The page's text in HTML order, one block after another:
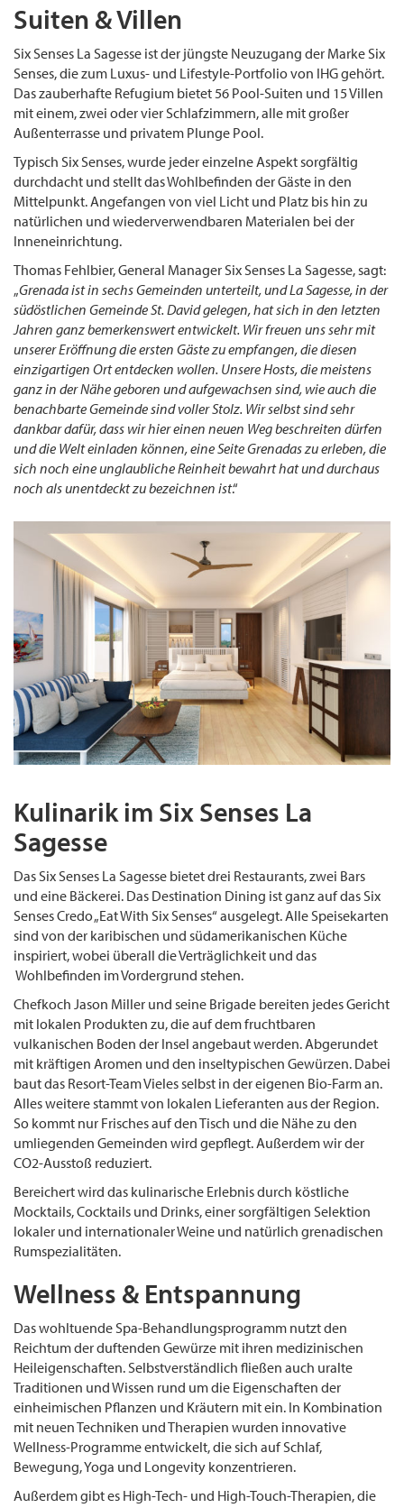
Suiten & Villen
Six Senses La Sagesse ist der jüngste Neuzugang der Marke Six
Senses, die zum Luxus- und Lifestyle-Portfolio von IHG gehört.
Das zauberhafte Refugium bietet 56 Pool-Suiten und 15 Villen
mit einem, zwei oder vier Schlafzimmern, alle mit großer
Außenterrasse und privatem Plunge Pool.
Typisch Six Senses, wurde jeder einzelne Aspekt sorgfältig
durchdacht und stellt das Wohlbefinden der Gäste in den
Mittelpunkt. Angefangen von viel Licht und Platz bis hin zu
natürlichen und wiederverwendbaren Materialen bei der
Inneneinrichtung.
Thomas Fehlbier, General Manager Six Senses La Sagesse, sagt:
„Grenada ist in sechs Gemeinden unterteilt, und La Sagesse, in der
südöstlichen Gemeinde St. David gelegen, hat sich in den letzten
Jahren ganz bemerkenswert entwickelt. Wir freuen uns sehr mit
unserer Eröffnung die ersten Gäste zu empfangen, die diesen
einzigartigen Ort entdecken wollen. Unsere Hosts, die meistens
ganz in der Nähe geboren und aufgewachsen sind, wie auch die
benachbarte Gemeinde sind voller Stolz. Wir selbst sind sehr
dankbar dafür, dass wir hier einen neuen Weg beschreiten dürfen
und die Welt einladen können, eine Seite Grenadas zu erleben, die
sich noch eine unglaubliche Reinheit bewahrt hat und durchaus
noch als unentdeckt zu bezeichnen ist.“
Kulinarik im Six Senses La
Sagesse
Das Six Senses La Sagesse bietet drei Restaurants, zwei Bars
und eine Bäckerei. Das Destination Dining ist ganz auf das Six
Senses Credo „Eat With Six Senses“ ausgelegt. Alle Speisekarten
sind von der karibischen und südamerikanischen Küche
inspiriert, wobei überall die Verträglichkeit und das
Wohlbefinden im Vordergrund stehen.
Chefkoch Jason Miller und seine Brigade bereiten jedes Gericht
mit lokalen Produkten zu, die auf dem fruchtbaren
vulkanischen Boden der Insel angebaut werden. Abgerundet
mit kräftigen Aromen und den inseltypischen Gewürzen. Dabei
baut das Resort-Team Vieles selbst in der eigenen Bio-Farm an.
Alles weitere stammt von lokalen Lieferanten aus der Region.
So kommt nur Frisches auf den Tisch und die Nähe zu den
umliegenden Gemeinden wird gepflegt. Außerdem wir der
CO2-Ausstoß reduziert.
Bereichert wird das kulinarische Erlebnis durch köstliche
Mocktails, Cocktails und Drinks, einer sorgfältigen Selektion
lokaler und internationaler Weine und natürlich grenadischen
Rumspezialitäten.
Wellness & Entspannung
Das wohltuende Spa-Behandlungsprogramm nutzt den
Reichtum der duftenden Gewürze mit ihren medizinischen
Heileigenschaften. Selbstverständlich fließen auch uralte
Traditionen und Wissen rund um die Eigenschaften der
einheimischen Pflanzen und Kräutern mit ein. In Kombination
mit neuen Techniken und Therapien wurden innovative
Wellness-Programme entwickelt, die sich auf Schlaf,
Bewegung, Yoga und Longevity konzentrieren.
Außerdem gibt es High-Tech- und High-Touch-Therapien, die